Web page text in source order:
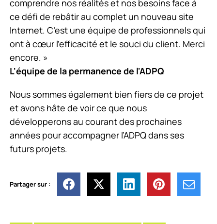
comprendre nos réalités et nos besoins face à
ce défi de rebâtir au complet un nouveau site
Internet. C’est une équipe de professionnels qui
ont à cœur l'efficacité et le souci du client. Merci
encore. »
L'équipe de la permanence de l'ADPQ
Nous sommes également bien fiers de ce projet
et avons hâte de voir ce que nous
développerons au courant des prochaines
années pour accompagner l’ADPQ dans ses
futurs projets.
Partager sur :